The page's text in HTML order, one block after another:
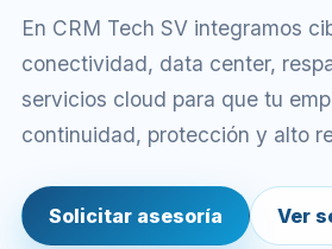
En CRM Tech SV integramos
conectividad, data center,
servicios cloud para que tu
continuidad, protección y alto
Solicitar asesoría Ver